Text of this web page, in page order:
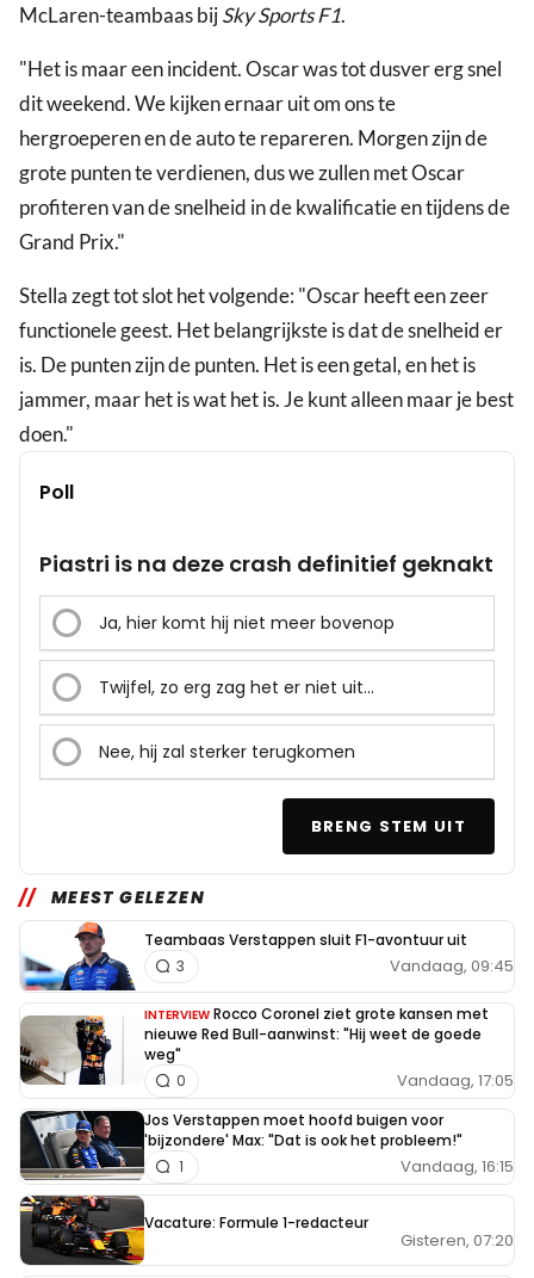
McLaren-teambaas bijSky Sports F1.
"Het is maar een incident. Oscar was tot dusver erg snel
dit weekend. We kijken ernaar uit om ons te
hergroeperen en de auto te repareren. Morgen zijn de
grote punten te verdienen, dus we zullen met Oscar
profiteren van de snelheid in de kwalificatie en tijdens de
Grand Prix."
Stella zegt tot slot het volgende: "Oscar heeft een zeer
functionele geest. Het belangrijkste is dat de snelheid er
is. De punten zijn de punten. Het is een getal, en het is
jammer, maar het is wat het is. Je kunt alleen maar je best
doen."
Poll
Piastri is na deze crash definitief geknakt
Ja, hier komt hij niet meer bovenop
Twijfel, zo erg zag het er niet uit…
Nee, hij zal sterker terugkomen
BRENG STEM UIT
MEEST GELEZEN
Teambaas Verstappen sluit F1-avontuur uit
Vandaag, 09:45
3
INTERVIEW Rocco Coronel ziet grote kansen met
nieuwe Red Bull-aanwinst: "Hij weet de goede
weg"
Vandaag, 17:05
0
Jos Verstappen moet hoofd buigen voor
'bijzondere' Max: "Dat is ook het probleem!"
Vandaag, 16:15
1
Vacature: Formule 1-redacteur
Gisteren, 07:20